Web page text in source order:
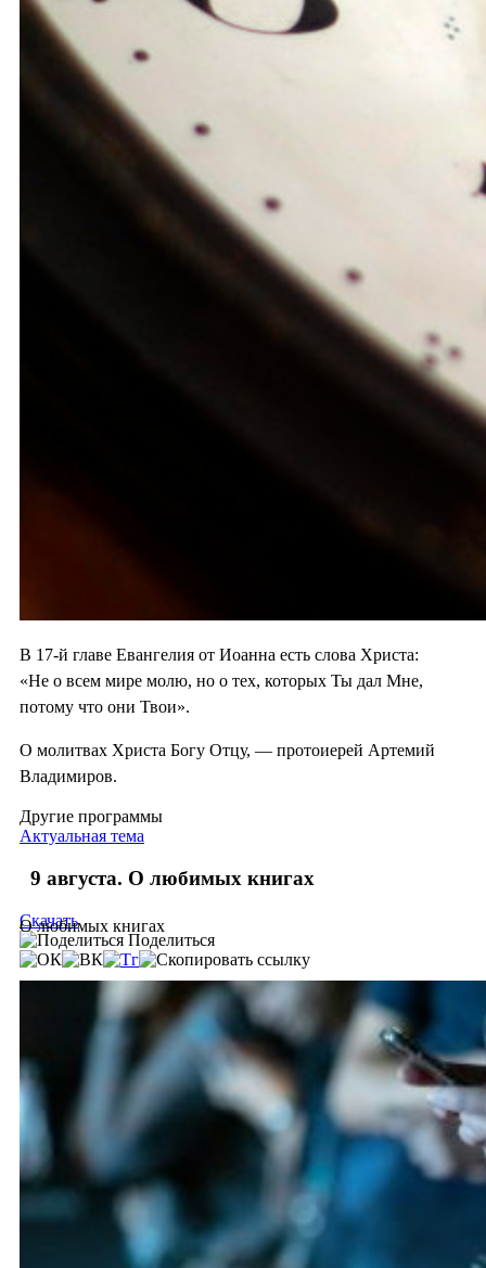
В 17-й главе Евангелия от Иоанна есть слова Христа:
«Не о всем мире молю, но о тех, которых Ты дал Мне,
потому что они Твои».
О молитвах Христа Богу Отцу, — протоиерей Артемий
Владимиров.
Другие программы
Актуальная тема
9 августа. О любимых книгах
О любимых книгах
Скачать
Поделиться